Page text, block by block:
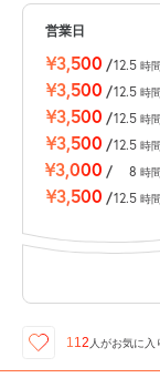
営業日
¥3,500 /12.5 時間
¥3,500 /12.5 時間
¥3,500 /12.5 時間
¥3,500 /12.5 時間
¥3,000 / 8 時間
¥3,500 /12.5 時間
112 人がお気に入